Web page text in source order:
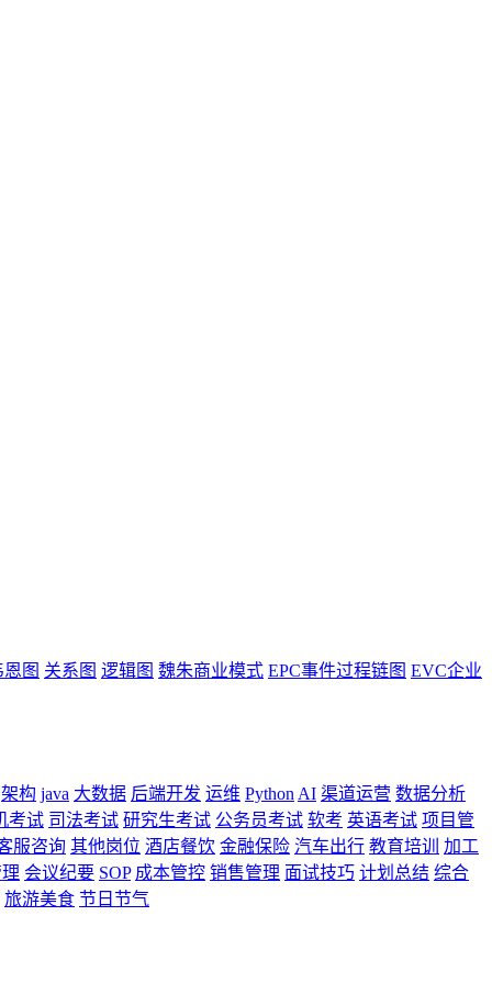
恩图 关系图 逻辑图 魏朱商业模式 EPC事件过程链图 EVC企业
架构 java 大数据 后端开发 运维 Python AI 渠道运营 数据分析
考试 司法考试 研究生考试 公务员考试 软考 英语考试 项目管
服咨询 其他岗位 酒店餐饮 金融保险 汽车出行 教育培训
加工
会议纪要 SOP 成本管控 销售管理 面试技巧 计划总结 综合
旅游美食 节日节气